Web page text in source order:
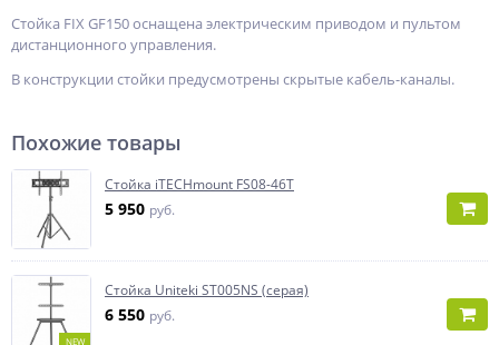
Стойка FIX GF150 оснащена электрическим приводом и пультом
дистанционного управления.
В конструкции стойки предусмотрены скрытые кабель-каналы.
Похожие товары
Стойка iTECHmount FS08-46T
5 950 руб.
NEW
Стойка Uniteki ST005NS (серая)
6 550 руб.